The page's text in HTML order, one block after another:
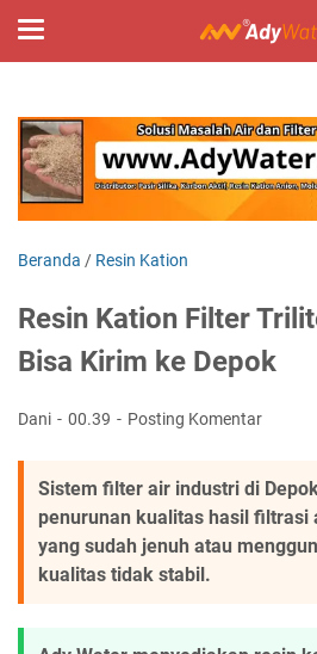
Beranda / Resin Kation
Resin Kation Filter
Bisa Kirim ke Depok
Dani 00.39 Posting Komentar
Sistem filter air industri di
penurunan kualitas hasil filtrasi
yang sudah jenuh atau
kualitas tidak stabil.